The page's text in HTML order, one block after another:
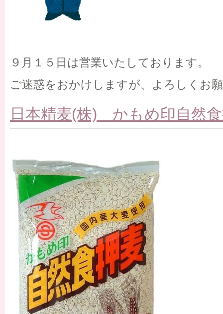
９月１５日は営業いたしております。
ご迷惑をおかけしますが、よろしくお
日本精麦(株) かもめ印自然